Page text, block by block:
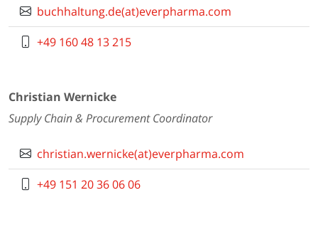
buchhaltung.de(at)everpharma.com
+49 160 48 13 215
Christian Wernicke
Supply Chain & Procurement Coordinator
christian.wernicke(at)everpharma.com
+49 151 20 36 06 06